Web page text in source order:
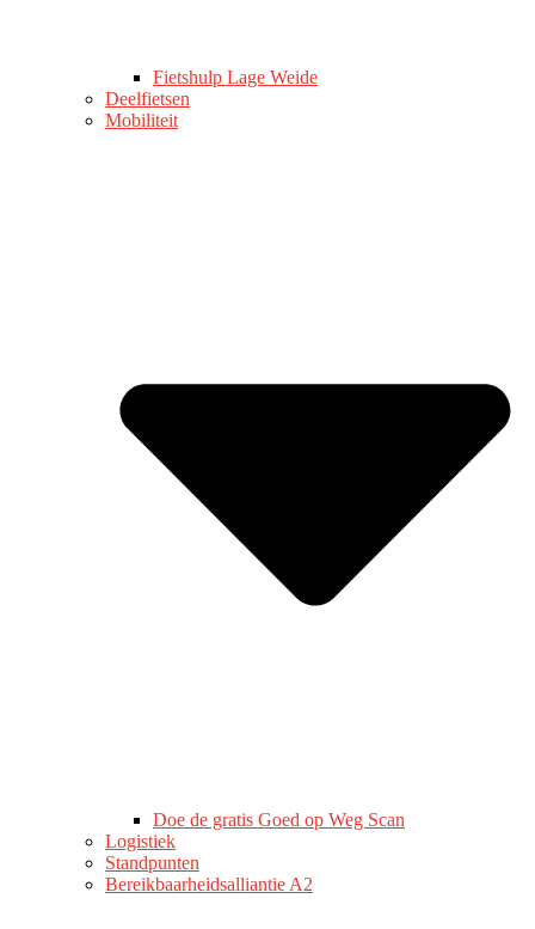
Fietshulp Lage Weide
Deelfietsen
Mobiliteit
Doe de gratis Goed op Weg Scan
Logistiek
Standpunten
Bereikbaarheidsalliantie A2